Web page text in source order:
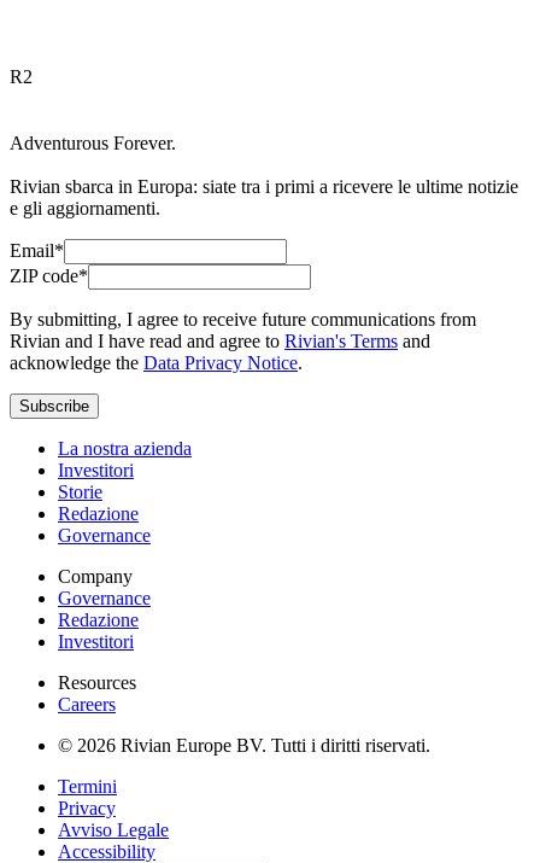
R2
Adventurous Forever.
Rivian sbarca in Europa: siate tra i primi a ricevere le ultime notizie
e gli aggiornamenti.
Email*
ZIP code*
By submitting, I agree to receive future communications from
Rivian and I have read and agree to Rivian's Terms and
acknowledge the Data Privacy Notice.
Subscribe
La nostra azienda
Investitori
Storie
Redazione
Governance
Company
Governance
Redazione
Investitori
Resources
Careers
© 2026 Rivian Europe BV. Tutti i diritti riservati.
Termini
Privacy
Avviso Legale
Accessibility